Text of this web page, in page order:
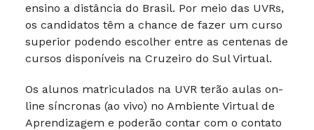
ensino a distância do Brasil. Por meio das UVRs,
os candidatos têm a chance de fazer um curso
superior podendo escolher entre as centenas de
cursos disponíveis na Cruzeiro do Sul Virtual.
Os alunos matriculados na UVR terão aulas on-
line síncronas (ao vivo) no Ambiente Virtual de
Aprendizagem e poderão contar com o contato